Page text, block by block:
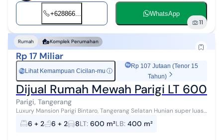
+628866... WhatsApp
11
Rumah Komplek Perumahan
Rp 17 Miliar
Rp Lihat Kemampuan Cicilan-mu ⓘ
Rp 107 Jutaan (Tenor 15
Tahun)
Dijual Rumah Mewah Parigi LT 600
Parigi, Tangerang
Luxury Mansion Parigi Bintaro, Tangerang Selatan Hunian super luas
& eksklusif di kawasan premium Parigi, dekat pusat Bintaro & BSD.
Properti ide...
6 + 2 6 + 2 8LT: 600 m²LB: 400 m²